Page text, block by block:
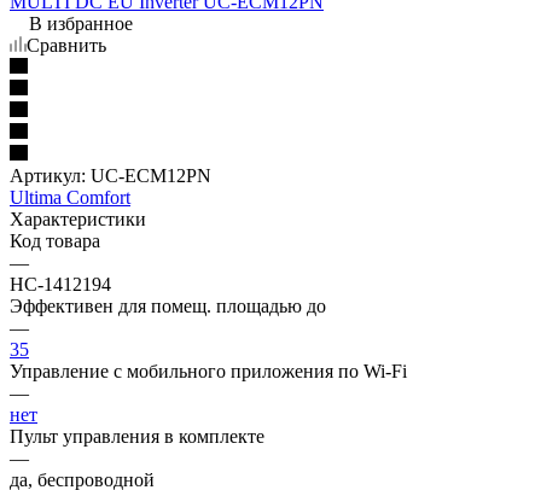
В избранное
Сравнить
Артикул: UC-ECM12PN
Ultima Comfort
Характеристики
Код товара
—
НС-1412194
Эффективен для помещ. площадью до
—
35
Управление c мобильного приложения по Wi-Fi
—
нет
Пульт управления в комплекте
—
да, беспроводной